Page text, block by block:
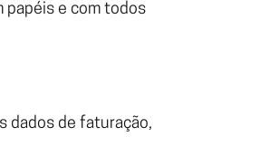
papéis e com todos
dados de faturação,